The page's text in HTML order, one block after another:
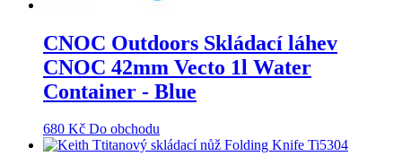
CNOC Outdoors Skládací láhev
CNOC 42mm Vecto 1l Water
Container - Blue
680 Kč Do obchodu